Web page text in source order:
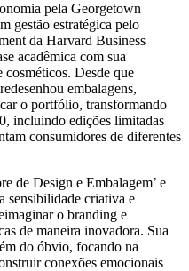
pela Georgetown
gestão estratégica pelo
da Harvard Business
acadêmica com sua
Desde que
embalagens,
o portfólio, transformando
incluindo edições limitadas
consumidores de diferentes
de Design e Embalagem’ e
sensibilidade criativa e
o branding e
de maneira inovadora. Sua
do óbvio, focando na
conexões emocionais